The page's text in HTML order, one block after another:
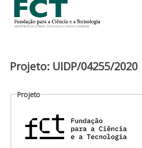
Projeto: UIDP/04255/2020
Projeto